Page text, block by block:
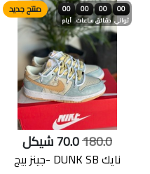
00
أيام
00
ساعات
00
دقائق
00
ثواني
منتج جديد
180.0
نايك DUNK SB -جينز بيج